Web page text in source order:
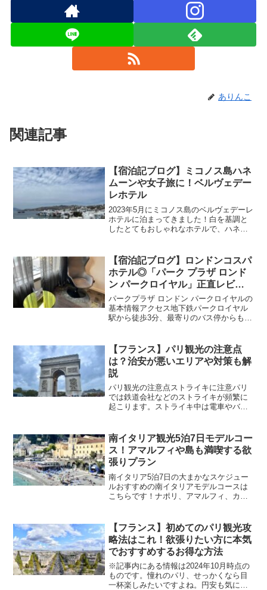
ありんこ
関連記事
【宿泊記ブログ】ミコノス島ハネ
ムーンや女子旅に！ベルヴェデー
レホテル
2023年5月にミコノス島のベルヴェデーレ
ホテルに泊まってきました！白を基調と
したとてもおしゃれなホテルで、ハネム
ヴェデーレホテルへのアクセスミコノス
国営空港からは車で...
【宿泊記ブログ】ロンドンコスパ
ホテル◎「パーク プラザ ロンド
ン パークロイヤル」正直レビュ
ー
パークプラザ ロンドン パークロイヤルの
基本情報アクセス地下鉄パークロイヤル
駅から徒歩3分、最寄りのバス停からも徒
す。主要観光地からのアクセスは下記の
通りです。主要...
【フランス】パリ観光の注意点
は？治安が悪いエリアや対策も解
説
パリ観光の注意点ストライキに注意パリ
では鉄道会社などのストライキが頻繁に
起こります。ストライキ中は電車やバス
大体はストライキについて事前に通達が
あるので、パリに行かれる...
南イタリア観光5泊7日モデルコー
ス！アマルフィや島も満喫する欲
張りプラン
南イタリア5泊7日の大まかなスケジュー
ルおすすめの南イタリアモデルコースは
こちらです！ナポリ、アマルフィ、カプ
ポリへ出発2日目ナポリからアマルフィへ
移動3日目終日ア...
【フランス】初めてのパリ観光攻
略法はこれ！欲張りたい方に本気
でおすすめするお得な方法
※記事内にある情報は2024年10月時点の
ものです。憧れのパリ、せっかくなら目
一杯楽しみたいですよね。円安も気にな